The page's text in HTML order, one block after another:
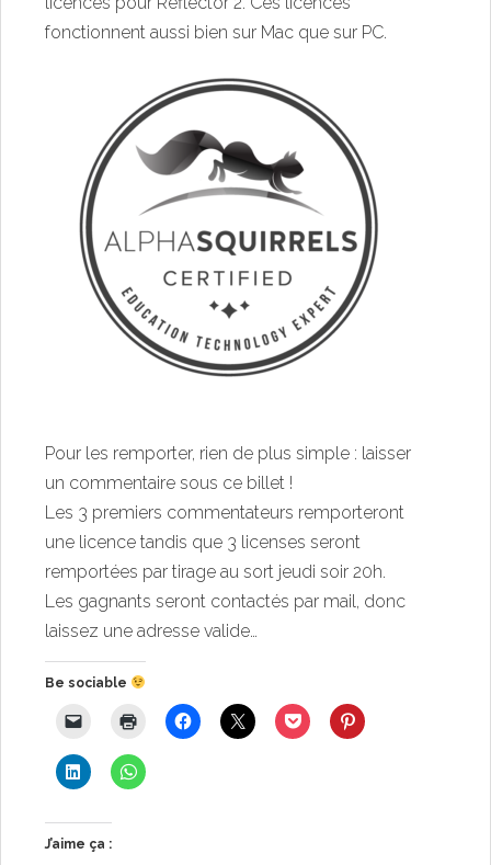
fonctionnent aussi bien sur Mac que sur PC.
Pour les remporter, rien de plus simple : laisser
un commentaire sous ce billet !
Les 3 premiers commentateurs remporteront
une licence tandis que 3 licenses seront
remportées par tirage au sort jeudi soir 20h.
Les gagnants seront contactés par mail, donc
laissez une adresse valide…
Be sociable
J’aime ça :